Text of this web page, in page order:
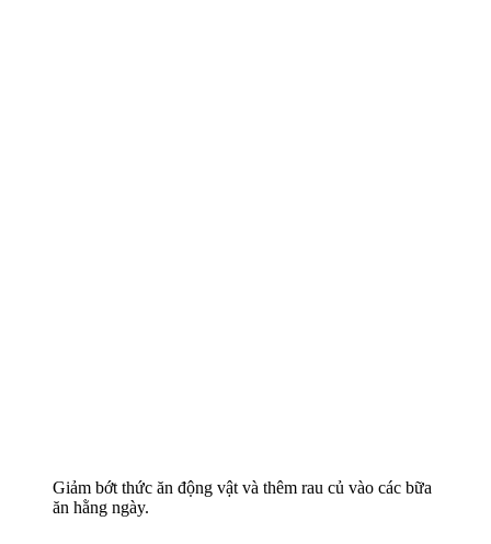
Giảm bớt thức ăn động vật và thêm rau củ vào các bữa
ăn hằng ngày.